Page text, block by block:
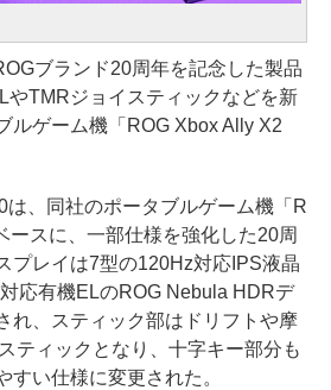
ブランド20周年を記念した製品
やTMRジョイスティックなどを新
ルゲーム機「ROG Xbox Ally X2
、同社のポータブルゲーム機「R
ースに、一部仕様を強化した20周
プレイは7型の120Hz対応IPS液晶
応有機ELのROG Nebula HDRデ
れ、スティック部はドリフトや摩
ティックとなり、十字キー部分も
すい仕様に変更された。